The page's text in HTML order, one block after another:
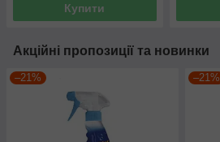
Купити
Акційні пропозиції та новинки
–21% –21%